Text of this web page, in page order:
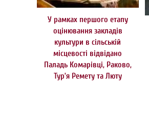
У рамках першого етапу
оцінювання закладів
культури в сільській
місцевості відвідано
Паладь Комарівці, Раково,
Тур’я Ремету та Люту